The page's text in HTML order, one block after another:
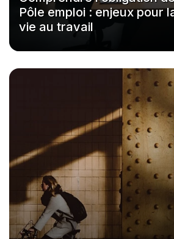
Pôle emploi : enjeux pour
vie au travail